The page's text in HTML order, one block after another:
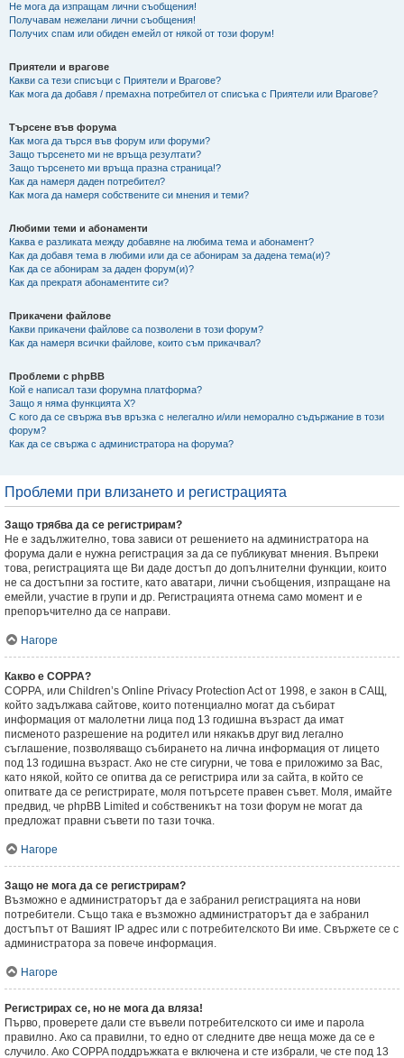
Не мога да изпращам лични съобщения!
Получавам нежелани лични съобщения!
Получих спам или обиден емейл от някой от този форум!
Приятели и врагове
Какви са тези списъци с Приятели и Врагове?
Как мога да добавя / премахна потребител от списъка с Приятели или Врагове?
Търсене във форума
Как мога да търся във форум или форуми?
Защо търсенето ми не връща резултати?
Защо търсенето ми връща празна страница!?
Как да намеря даден потребител?
Как мога да намеря собствените си мнения и теми?
Любими теми и абонаменти
Каква е разликата между добавяне на любима тема и абонамент?
Как да добавя тема в любими или да се абонирам за дадена тема(и)?
Как да се абонирам за даден форум(и)?
Как да прекратя абонаментите си?
Прикачени файлове
Какви прикачени файлове са позволени в този форум?
Как да намеря всички файлове, които съм прикачвал?
Проблеми с phpBB
Кой е написал тази форумна платформа?
Защо я няма функцията X?
С кого да се свържа във връзка с нелегално и/или неморално съдържание в този
форум?
Как да се свържа с администратора на форума?
Проблеми при влизането и регистрацията
Защо трябва да се регистрирам?
Не е задължително, това зависи от решението на администратора на
форума дали е нужна регистрация за да се публикуват мнения. Въпреки
това, регистрацията ще Ви даде достъп до допълнителни функции, които
не са достъпни за гостите, като аватари, лични съобщения, изпращане на
емейли, участие в групи и др. Регистрацията отнема само момент и е
препоръчително да се направи.
Нагоре
Какво е COPPA?
COPPA, или Children’s Online Privacy Protection Act от 1998, е закон в САЩ,
който задължава сайтове, които потенциално могат да събират
информация от малолетни лица под 13 годишна възраст да имат
писменото разрешение на родител или някакъв друг вид легално
съглашение, позволяващо събирането на лична информация от лицето
под 13 годишна възраст. Ако не сте сигурни, че това е приложимо за Вас,
като някой, който се опитва да се регистрира или за сайта, в който се
опитвате да се регистрирате, моля потърсете правен съвет. Моля, имайте
предвид, че phpBB Limited и собственикът на този форум не могат да
предложат правни съвети по тази точка.
Нагоре
Защо не мога да се регистрирам?
Възможно е администраторът да е забранил регистрацията на нови
потребители. Също така е възможно администраторът да е забранил
достъпът от Вашият IP адрес или с потребителското Ви име. Свържете се с
администратора за повече информация.
Нагоре
Регистрирах се, но не мога да вляза!
Първо, проверете дали сте въвели потребителското си име и парола
правилно. Ако са правилни, то едно от следните две неща може да се е
случило. Ако COPPA поддръжката е включена и сте избрали, че сте под 13